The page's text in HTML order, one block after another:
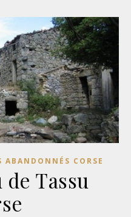
ABANDONNÉS CORSE
Tassu